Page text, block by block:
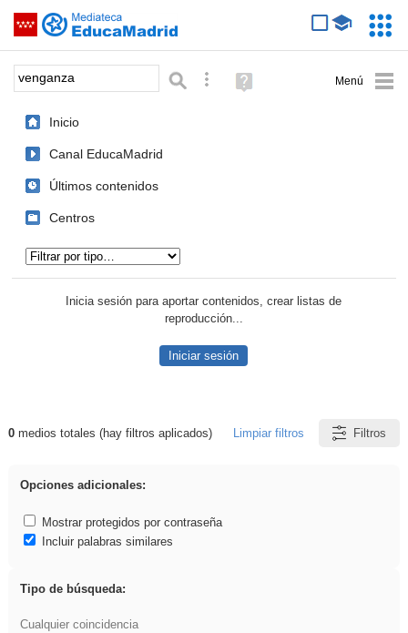
Saltar navegación
Palabra o frase: Búsqueda avanzada
Ayuda
(en
Inicio
Canal EducaMadrid
Últimos contenidos
Centros
Inicia sesión para aportar contenidos, crear listas de
reproducción...
Iniciar sesión
Resultados de: venganza
0medios totales (hay filtros aplicados) Limpiar filtros Filtros
Opciones adicionales:
Mostrar protegidos por contraseña
Incluir palabras similares
Tipo de búsqueda:
Cualquier coincidencia